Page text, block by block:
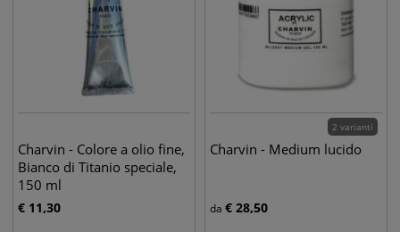
Charvin - Colore a olio fine,
Bianco di Titanio speciale,
150 ml
€ 11,30
2 varianti
Charvin - Medium lucido
da € 28,50